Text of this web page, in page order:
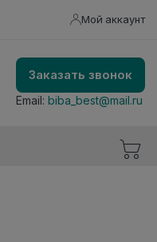
Мой аккаунт
Заказать звонок
Email: biba_best@mail.ru